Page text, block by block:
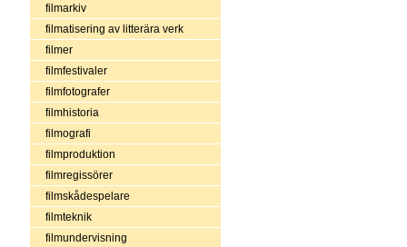
filmarkiv
filmatisering av litterära verk
filmer
filmfestivaler
filmfotografer
filmhistoria
filmografi
filmproduktion
filmregissörer
filmskådespelare
filmteknik
filmundervisning